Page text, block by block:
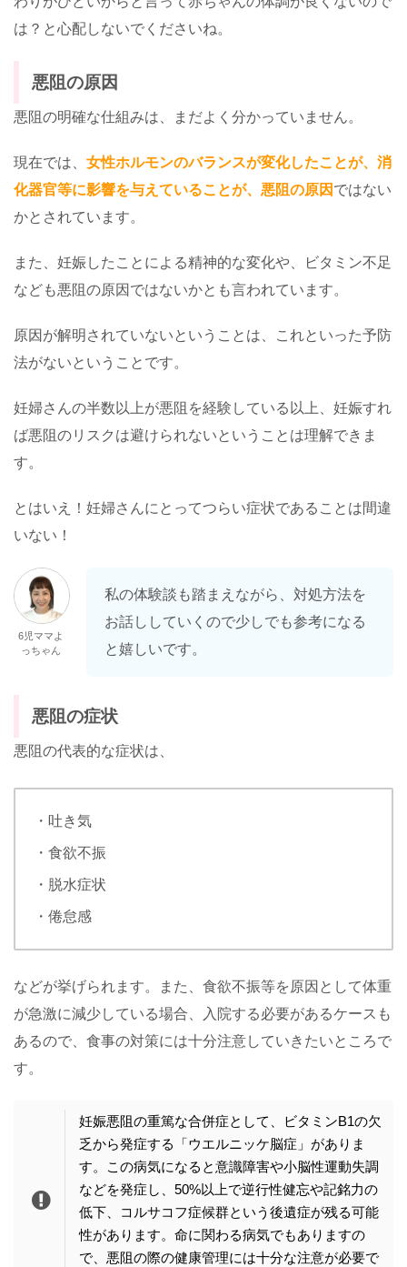
は？と心配しないでくださいね。
悪阻の原因
悪阻の明確な仕組みは、まだよく分かっていません。
現在では、 女性ホルモンのバランスが変化したことが、消
化器官等に影響を与えていることが、悪阻の原因 ではない
かとされています。
また、妊娠したことによる精神的な変化や、ビタミン不足
なども悪阻の原因ではないかとも言われています。
原因が解明されていないということは、これといった予防
法がないということです。
妊婦さんの半数以上が悪阻を経験している以上、妊娠すれ
ば悪阻のリスクは避けられないということは理解できま
す。
とはいえ！妊婦さんにとってつらい症状であることは間違
いない！
6児ママよ
っちゃん
私の体験談も踏まえながら、対処方法を
お話ししていくので少しでも参考になる
と嬉しいです。
悪阻の症状
悪阻の代表的な症状は、
・吐き気
・食欲不振
・脱水症状
・倦怠感
などが挙げられます。また、食欲不振等を原因として体重
が急激に減少している場合、入院する必要があるケースも
あるので、食事の対策には十分注意していきたいところで
す。
妊娠悪阻の重篤な合併症として、ビタミンB1の欠
乏から発症する「ウエルニッケ脳症」がありま
す。この病気になると意識障害や小脳性運動失調
などを発症し、50%以上で逆行性健忘や記銘力の
低下、コルサコフ症候群という後遺症が残る可能
性があります。命に関わる病気でもありますの
で、悪阻の際の健康管理には十分な注意が必要で